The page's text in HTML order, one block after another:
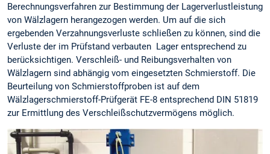
Berechnungsverfahren zur Bestimmung der Lagerverlustleistung
von Wälzlagern herangezogen werden. Um auf die sich
ergebenden Verzahnungsverluste schließen zu können, sind die
Verluste der im Prüfstand verbauten Lager entsprechend zu
berücksichtigen. Verschleiß- und Reibungsverhalten von
Wälzlagern sind abhängig vom eingesetzten Schmierstoff. Die
Beurteilung von Schmierstoffproben ist auf dem
Wälzlagerschmierstoff-Prüfgerät FE-8 entsprechend DIN 51819
zur Ermittlung des Verschleißschutzvermögens möglich.